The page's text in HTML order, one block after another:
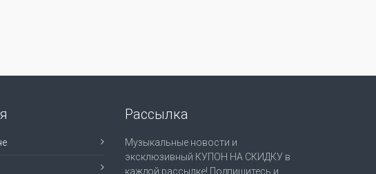
Рассылка
Музыкальные новости и
эксклюзивный КУПОН НА СКИДКУ в
каждой рассылке! Подпишитесь и